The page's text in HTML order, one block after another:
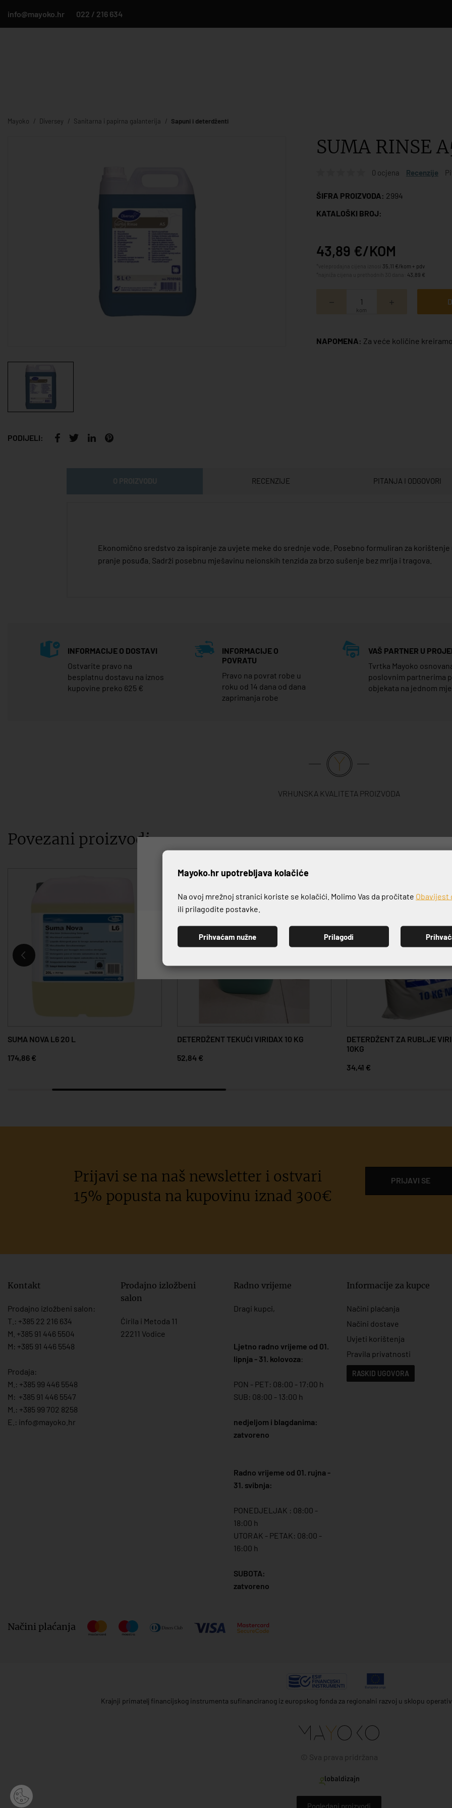
info@mayoko.hr 022 / 216 634
Mayoko Diversey Sanitarna i papirna galanterija Sapuni i deterdženti
PODIJELI:
SUMA RINSE
0 ocjena Recenzije
ŠIFRA PROIZVODA: 2994
KATALOŠKI BROJ:
43,89 €/KOM
35,11 €/kom + pdv
43,89 €
kom
NAPOMENA: Za veće količine
RECENZIJE PITANJA I ODGOVORI
Ekonomično sredstvo za ispiranje za uvjete meke do srednje vode. Posebno formuliran za
pranje posuđa. Sadrži posebnu mješavinu neionskih tenzida za brzo sušenje bez mrlja i tragova.
INFORMACIJE O DOSTAVI
Ostvarite pravo na
besplatnu dostavu na iznos
kupovine preko 625 €
INFORMACIJE O
POVRATU
Pravo na povrat robe u
roku od 14 dana od dana
zaprimanja robe
VAŠ PARTNER U
Tvrtka Mayoko
poslovnim partnerima
objekata na jednom
VRHUNSKA KVALITETA PROIZVODA
Povezani proizvodi
SUMA NOVA L6 20 L
174,86 €
DETERDŽENT TEKUĆI VIRIDAX 10 KG
52,84 €
DETERDŽENT ZA RUBLJE
10KG
34,41 €
Pogledani proizvodi
Prijavi se na naš newsletter i ostvari
15% popusta na kupovinu iznad 300€
PRIJAVI SE
Kontakt
Prodajno izložbeni salon:
T.: +385 22 216 634
M. +385 91 446 5504
M: +385 91 446 5548
Prodaja:
M.: +385 99 446 5548
M: +385 91 446 5547
M.: +385 99 702 8258
E.: info@mayoko. hr
Prodajno izložbeni
salon
Ćirila i Metoda 11
22211 Vodice
Radno vrijeme
Dragi kupci,
Ljetno radno vrijeme od 01.
lipnja - 31. kolovoza:
PON - PET: 08:00 - 17:00 h
SUB: 08:00 - 13:00 h
nedjeljom i blagdanima:
zatvoreno
Radno vrijeme od 01. rujna -
31. svibnja:
PONEDJELJAK : 08:00 -
18:00 h
UTORAK - PETAK: 08:00 -
16:00 h
SUBOTA:
zatvoreno
Informacije za kupce
Načini plaćanja
Načini dostave
Uvjeti korištenja
Pravila privatnosti
RASKID UGOVORA
Načini plaćanja
Krajnji primatelj financijskog instrumenta sufinanciranog iz europskog fonda za regionalni razvoj u sklopu
© Sva prava pridržana
Prijavite se na naš
PRIJAVI SE
Mayoko.hr upotrebljava kolačiće
Na ovoj mrežnoj stranici koriste se kolačići. Molimo Vas da pročitate Obavijest
ili prilagodite postavke.
Prihvaćam nužne Prilagodi